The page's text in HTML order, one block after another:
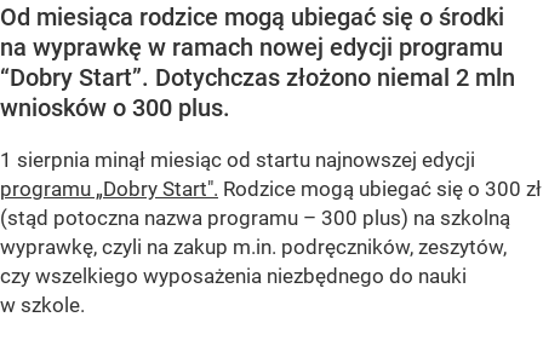
Od miesiąca rodzice mogą ubiegać się o środki
na wyprawkę w ramach nowej edycji programu
“Dobry Start”. Dotychczas złożono niemal 2 mln
wniosków o 300 plus.
1 sierpnia minął miesiąc od startu najnowszej edycji
programu „Dobry Start". Rodzice mogą ubiegać się o 300 zł
(stąd potoczna nazwa programu – 300 plus) na szkolną
wyprawkę, czyli na zakup m.in. podręczników, zeszytów,
czy wszelkiego wyposażenia niezbędnego do nauki
w szkole.